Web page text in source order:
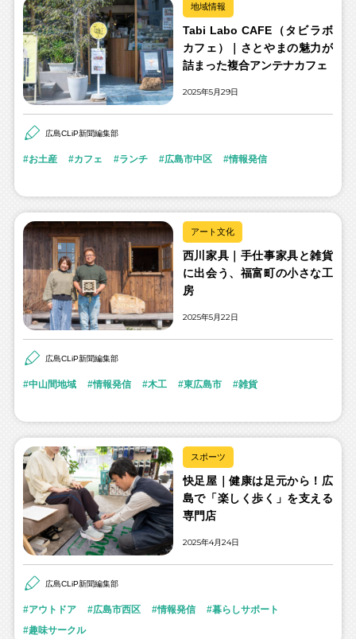
地域情報
Tabi Labo CAFE（タビラボ
カフェ）｜さとやまの魅力が
詰まった複合アンテナカフェ
2025年5月29日
広島CLiP新聞編集部
お土産 カフェ ランチ 広島市中区 情報発信
アート文化
西川家具｜手仕事家具と雑貨
に出会う、福富町の小さな工
房
2025年5月22日
広島CLiP新聞編集部
中山間地域 情報発信 木工 東広島市 雑貨
スポーツ
快足屋｜健康は足元から！広
島で「楽しく歩く」を支える
専門店
2025年4月24日
広島CLiP新聞編集部
アウトドア 広島市西区 情報発信
暮らしサポート
趣味サークル